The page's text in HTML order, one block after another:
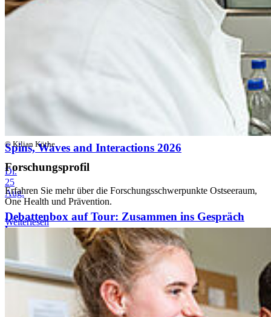
© Kilian Köthe
Forschungsprofil
Erfahren Sie mehr über die Forschungsschwerpunkte Ostseeraum,
One Health und Prävention.
Weiterlesen
Sa.
Debattenbox auf Tour: Zusammen ins Gespräch
kommen
Aug.
Spins, Waves and Interactions 2026
Di.
25
Aug.
Debattenbox auf Tour: Zusammen ins Gespräch
kommen
Alle Veranstaltungen
Euer Studienstart in Greifswald – wir
heißen euch willkommen!